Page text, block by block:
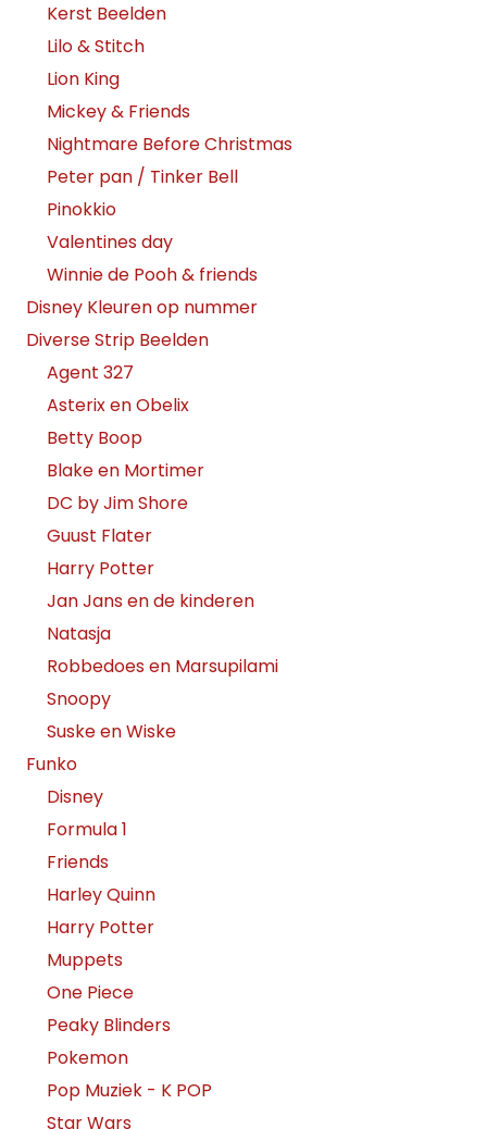
Kerst Beelden
Lilo & Stitch
Lion King
Mickey & Friends
Nightmare Before Christmas
Peter pan / Tinker Bell
Pinokkio
Valentines day
Winnie de Pooh & friends
Disney Kleuren op nummer
Diverse Strip Beelden
Agent 327
Asterix en Obelix
Betty Boop
Blake en Mortimer
DC by Jim Shore
Guust Flater
Harry Potter
Jan Jans en de kinderen
Natasja
Robbedoes en Marsupilami
Snoopy
Suske en Wiske
Funko
Disney
Formula 1
Friends
Harley Quinn
Harry Potter
Muppets
One Piece
Peaky Blinders
Pokemon
Pop Muziek - K POP
Star Wars